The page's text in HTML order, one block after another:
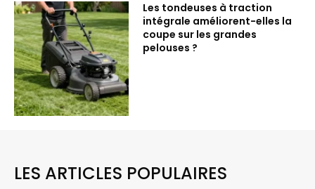
Les tondeuses à traction
intégrale améliorent-elles la
coupe sur les grandes
pelouses ?
LES ARTICLES POPULAIRES